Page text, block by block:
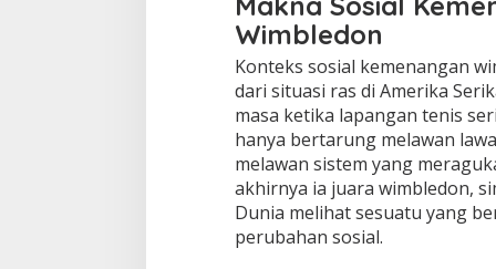
Wimbledon
Konteks sosial kemenangan
dari situasi ras di Amerika
masa ketika lapangan tenis
hanya bertarung melawan
melawan sistem yang
akhirnya ia juara wimbledon,
Dunia melihat sesuatu yang
perubahan sosial.